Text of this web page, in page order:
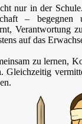
nur in der
– begegnen
Verantwortung
auf das
zu lernen,